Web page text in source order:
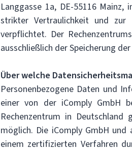
Langgasse 1a, DE-55116
strikter Vertraulichkeit und zur
verpflichtet. Der
ausschließlich der Speicherung
Über welche
Personenbezogene Daten und
einer von der iComply GmbH
Rechenzentrum in
möglich. Die iComply GmbH
einem zertifizierten Verfahren